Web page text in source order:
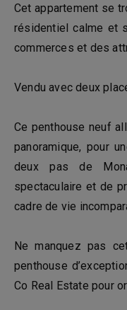
Cet appartement se
résidentiel calme et
commerces et des
Vendu avec deux
Ce penthouse neuf
panoramique, pour
deux pas de
spectaculaire et de
cadre de vie
Ne manquez pas
penthouse
Co Real Estate pour